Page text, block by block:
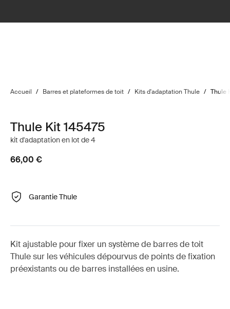
Accueil / Barres et plateformes de toit / Kits d'adaptation Thule / Thule
Thule Kit 145475
kit d'adaptation en lot de 4
66,00 €
Garantie Thule
Kit ajustable pour fixer un système de barres de toit
Thule sur les véhicules dépourvus de points de fixation
préexistants ou de barres installées en usine.